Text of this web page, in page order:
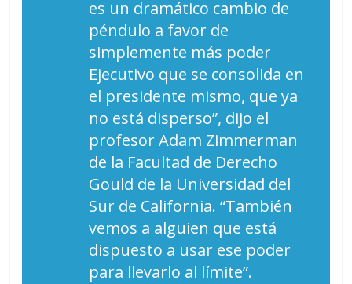
es un dramático cambio de
péndulo a favor de
simplemente más poder
Ejecutivo que se consolida en
el presidente mismo, que ya
no está disperso”, dijo el
profesor Adam Zimmerman
de la Facultad de Derecho
Gould de la Universidad del
Sur de California. “También
vemos a alguien que está
dispuesto a usar ese poder
para llevarlo al límite”.